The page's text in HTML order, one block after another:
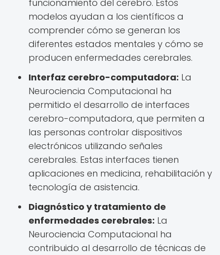
funcionamiento del cerebro. Estos
modelos ayudan a los científicos a
comprender cómo se generan los
diferentes estados mentales y cómo se
producen enfermedades cerebrales.
Interfaz cerebro-computadora: La
Neurociencia Computacional ha
permitido el desarrollo de interfaces
cerebro-computadora, que permiten a
las personas controlar dispositivos
electrónicos utilizando señales
cerebrales. Estas interfaces tienen
aplicaciones en medicina, rehabilitación y
tecnología de asistencia.
Diagnóstico y tratamiento de
enfermedades cerebrales: La
Neurociencia Computacional ha
contribuido al desarrollo de técnicas de